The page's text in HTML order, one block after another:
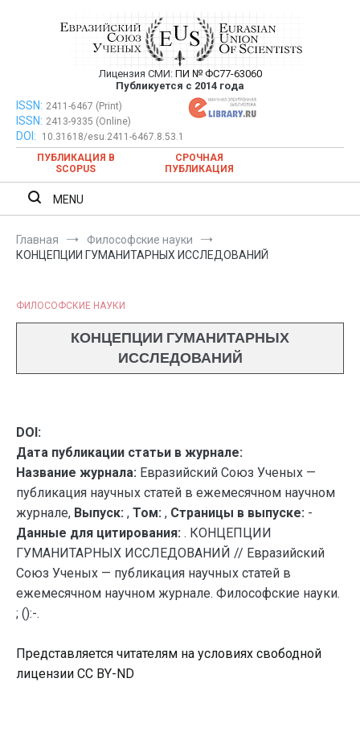
Евразийский Союз Ученых —
публикация научных статей в
ежемесячном научном журнале
Лицензия СМИ: ПИ № ФС77-63060
Публикуется с 2014 года
Евразийский Союз Ученых — публикация научных статей в
ежемесячном научном журнале
ISSN: 2411-6467 (Print)
ISSN: 2413-9335 (Online)
DOI:
10.31618/esu.2411-6467.8.53.1
ПУБЛИКАЦИЯ В
SCOPUS
СРОЧНАЯ
ПУБЛИКАЦИЯ
MENU
Главная
Философские науки
КОНЦЕПЦИИ ГУМАНИТАРНЫХ ИССЛЕДОВАНИЙ
ФИЛОСОФСКИЕ НАУКИ
КОНЦЕПЦИИ ГУМАНИТАРНЫХ
ИССЛЕДОВАНИЙ
DOI:
Дата публикации статьи в журнале:
Название журнала: Евразийский Союз Ученых —
публикация научных статей в ежемесячном научном
журнале, Выпуск: , Том: , Страницы в выпуске: -
Данные для цитирования: . КОНЦЕПЦИИ
ГУМАНИТАРНЫХ ИССЛЕДОВАНИЙ // Евразийский
Союз Ученых — публикация научных статей в
ежемесячном научном журнале. Философские науки.
; ():-.
Представляется читателям на условиях свободной
лицензии CC BY-ND